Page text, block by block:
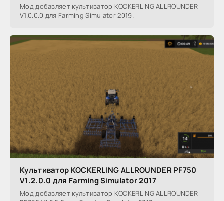
Мод добавляет культиватор KOCKERLING ALLROUNDER
V1.0.0.0 для Farming Simulator 2019.
Культиватор KOCKERLING ALLROUNDER PF750
V1.2.0.0 для Farming Simulator 2017
Мод добавляет культиватор KOCKERLING ALLROUNDER